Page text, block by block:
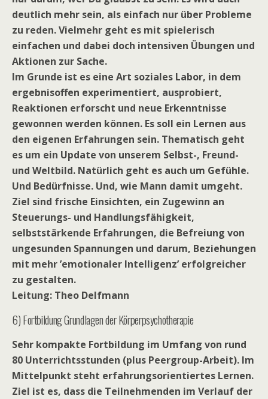
deutlich mehr sein, als einfach nur über Probleme
zu reden. Vielmehr geht es mit spielerisch
einfachen und dabei doch intensiven Übungen und
Aktionen zur Sache.
Im Grunde ist es eine Art soziales Labor, in dem
ergebnisoffen experimentiert, ausprobiert,
Reaktionen erforscht und neue Erkenntnisse
gewonnen werden können. Es soll ein Lernen aus
den eigenen Erfahrungen sein. Thematisch geht
es um ein Update von unserem Selbst-, Freund-
und Weltbild. Natürlich geht es auch um Gefühle.
Und Bedürfnisse. Und, wie Mann damit umgeht.
Ziel sind frische Einsichten, ein Zugewinn an
Steuerungs- und Handlungsfähigkeit,
selbststärkende Erfahrungen, die Befreiung von
ungesunden Spannungen und darum, Beziehungen
mit mehr ’emotionaler Intelligenz’ erfolgreicher
zu gestalten.
Leitung: Theo Delfmann
6) Fortbildung Grundlagen der Körperpsychotherapie
Sehr kompakte Fortbildung im Umfang von rund
80 Unterrichtsstunden (plus Peergroup-Arbeit). Im
Mittelpunkt steht erfahrungsorientiertes Lernen.
Ziel ist es, dass die Teilnehmenden im Verlauf der